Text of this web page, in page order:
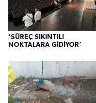
‘SÜREÇ SIKINTILI
NOKTALARA GİDİYOR’